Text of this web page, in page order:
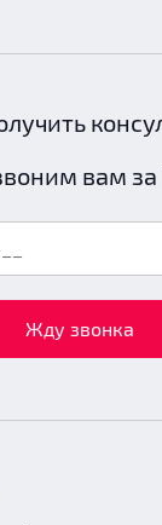
вам за
Жду звонка